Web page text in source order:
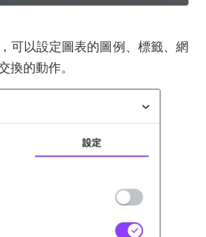
可以設定圖表的圖例、標籤、網
換的動作。